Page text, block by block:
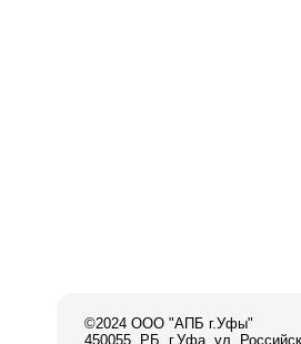
©2024 ООО "АПБ г.Уфы"
450055, РБ, г.Уфа, ул.